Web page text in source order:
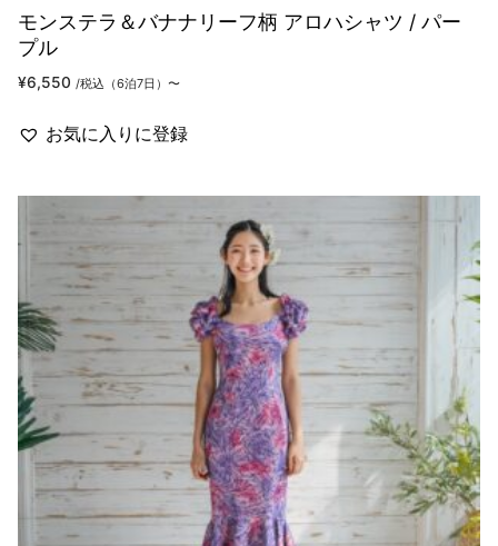
モンステラ＆バナナリーフ柄 アロハシャツ / パー
プル
¥6,550 /税込（6泊7日）〜
お気に入りに登録